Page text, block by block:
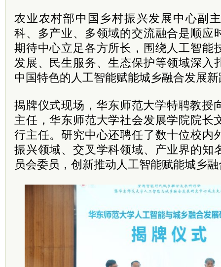
农业农村部中国乡村振兴发展中心副
科、多产业、多领域的交流融合是顺应
期待中心立足各方所长，围绕人工智能
发展、民生服务、生态保护等领域深入
中国特色的人工智能赋能城乡融合发展
揭牌仪式现场，华东师范大学特聘教授
主任，华东师范大学社会发展学院院长
行主任。研究中心还聘任了数十位校内
振兴领域、交叉学科领域、产业界的知
员会委员 ，创新推动人工智能赋能城乡